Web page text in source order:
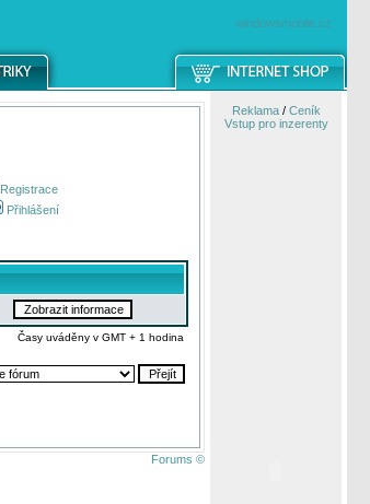
windowsmobile.cz
Registrace
Přihlášení
Časy uváděny v GMT + 1 hodina
Forums ©
Reklama/ Ceník
Vstup pro inzerenty